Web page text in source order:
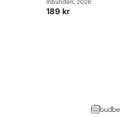
Adolphson,Emil Ejdemo
Beer ,Victor Beer
Inbunden, 2026
189 kr